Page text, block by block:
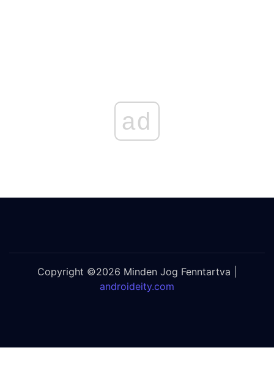
ad
Copyright ©2026 Minden Jog Fenntartva |
androideity.com